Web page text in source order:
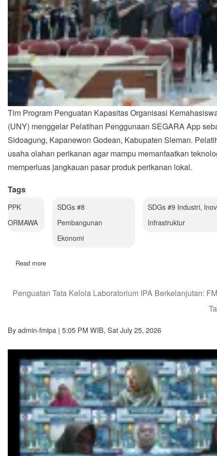
Tim Program Penguatan Kapasitas Organisasi
(UNY) menggelar Pelatihan Penggunaan SEGARA App
Sidoagung, Kapanewon Godean, Kabupaten Sleman.
usaha olahan perikanan agar mampu memanfaatkan
memperluas jangkauan pasar produk perikanan lokal.
Tags
PPK
ORMAWA
SDGs #8
Pembangunan
Ekonomi
SDGs #9 Industri,
Infrastruktur
Read more
KSI
Pelatihan
App
untuk
Perkuat
Transformasi
Digital
Sektor
Perikanan
di
Kalurahan
Sidoagung
Penguatan Tata Kelola Laboratorium IPA Berkelanjutan:
Byadmin-fmipa | 5:05 PM WIB, Sat July 25, 2026